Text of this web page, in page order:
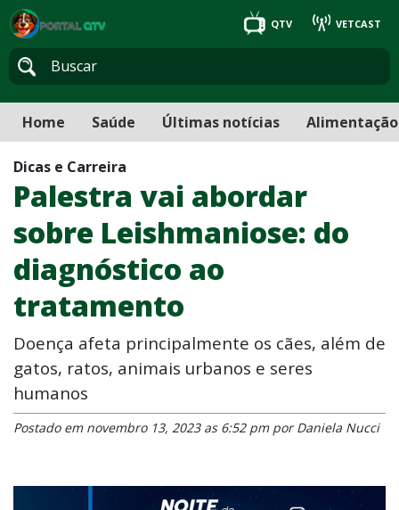
QTV VETCAST
Home Saúde Últimas notícias Alimentação
Dicas e Carreira
Palestra vai abordar
sobre Leishmaniose: do
diagnóstico ao
tratamento
Doença afeta principalmente os cães, além de
gatos, ratos, animais urbanos e seres
humanos
Postado em novembro 13, 2023 as 6:52 pm por Daniela Nucci